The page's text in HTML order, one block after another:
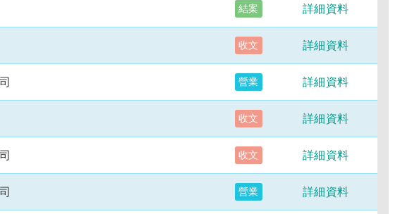
結案 詳細資料
收文 詳細資料
營業 詳細資料
收文 詳細資料
收文 詳細資料
營業 詳細資料